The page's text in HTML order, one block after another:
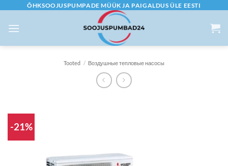
content
ÕHKSOOJUSPUMPADE MÜÜK JA PAIGALDUS ÜLE EESTI
Tooted / Воздушные тепловые насосы
-21%